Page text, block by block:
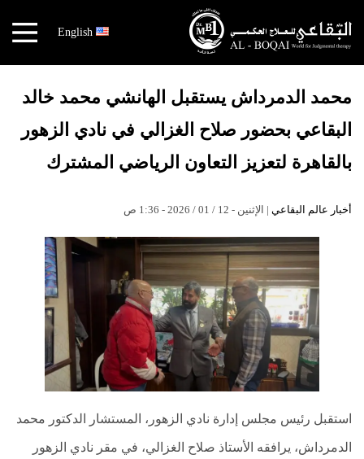
English ×
أخبار
البقاعي
الكتب
هندسة
الجسد
قصص
النجاح
نقص
الاكسجين
والشلل
الدماغي
خلع
بكل
محمد الدمرداش يستقبل الهانشي محمد خالد
البقاعي بحضور صلاح الغزالي في نادي الزهور
بالقاهرة لتعزيز التعاون الرياضي المشترك
أخبار عالم البقاعي | الإثنين - 12 / 01 / 2026 - 1:36 ص
استقبل رئيس مجلس إدارة نادي الزهور، المستشار الدكتور محمد
الدمرداش، يرافقه الأستاذ صلاح الغزالي، في مقر نادي الزهور